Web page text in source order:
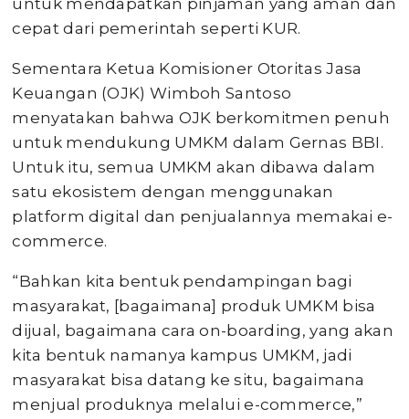
untuk mendapatkan pinjaman yang aman dan
cepat dari pemerintah seperti KUR.
Sementara Ketua Komisioner Otoritas Jasa
Keuangan (OJK) Wimboh Santoso
menyatakan bahwa OJK berkomitmen penuh
untuk mendukung UMKM dalam Gernas BBI.
Untuk itu, semua UMKM akan dibawa dalam
satu ekosistem dengan menggunakan
platform digital dan penjualannya memakai e-
commerce.
“Bahkan kita bentuk pendampingan bagi
masyarakat, [bagaimana] produk UMKM bisa
dijual, bagaimana cara on-boarding, yang akan
kita bentuk namanya kampus UMKM, jadi
masyarakat bisa datang ke situ, bagaimana
menjual produknya melalui e-commerce,”